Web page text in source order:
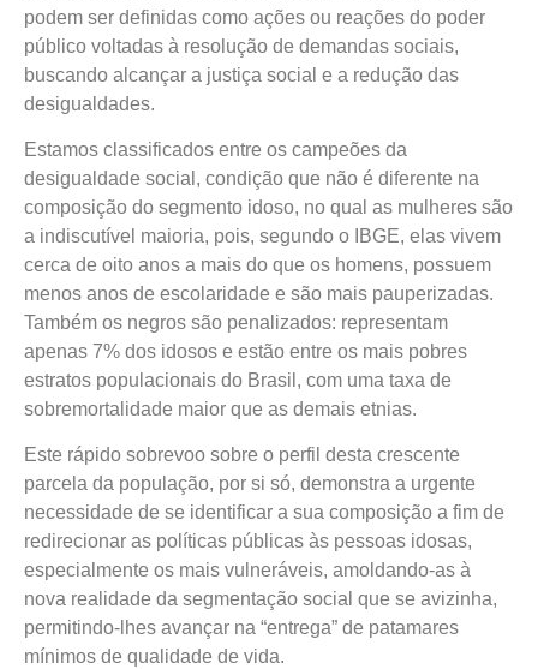
podem ser definidas como ações ou reações do poder
público voltadas à resolução de demandas sociais,
buscando alcançar a justiça social e a redução das
desigualdades.
Estamos classificados entre os campeões da
desigualdade social, condição que não é diferente na
composição do segmento idoso, no qual as mulheres são
a indiscutível maioria, pois, segundo o IBGE, elas vivem
cerca de oito anos a mais do que os homens, possuem
menos anos de escolaridade e são mais pauperizadas.
Também os negros são penalizados: representam
apenas 7% dos idosos e estão entre os mais pobres
estratos populacionais do Brasil, com uma taxa de
sobremortalidade maior que as demais etnias.
Este rápido sobrevoo sobre o perfil desta crescente
parcela da população, por si só, demonstra a urgente
necessidade de se identificar a sua composição a fim de
redirecionar as políticas públicas às pessoas idosas,
especialmente os mais vulneráveis, amoldando-as à
nova realidade da segmentação social que se avizinha,
permitindo-lhes avançar na “entrega” de patamares
mínimos de qualidade de vida.